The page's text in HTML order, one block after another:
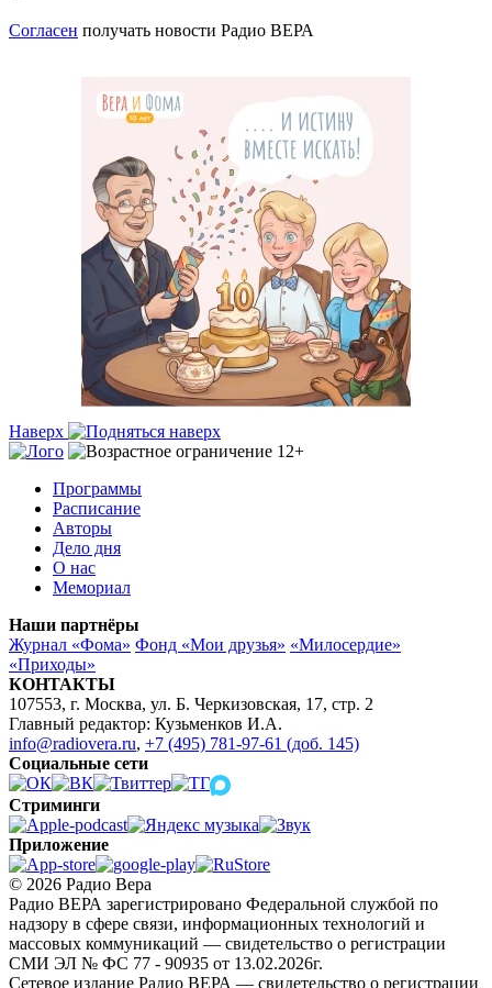
Согласен получать новости Радио ВЕРА
Наверх
Программы
Расписание
Авторы
Дело дня
О нас
Мемориал
Наши партнёры
Журнал «Фома» Фонд «Мои друзья» «Милосердие»
«Приходы»
КОНТАКТЫ
107553, г. Москва, ул. Б. Черкизовская, 17, стр. 2
Главный редактор: Кузьменков И.А.
info@radiovera.ru, +7 (495) 781-97-61 (доб. 145)
Социальные сети
Стриминги
Приложение
© 2026 Радио Вера
Радио ВЕРА зарегистрировано Федеральной службой по
надзору в сфере связи, информационных технологий и
массовых коммуникаций — свидетельство о регистрации
СМИ ЭЛ № ФС 77 - 90935 от 13.02.2026г.
Сетевое издание Радио ВЕРА — свидетельство о регистрации